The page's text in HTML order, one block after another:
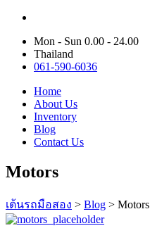
Mon - Sun 0.00 - 24.00
Thailand
061-590-6036
Home
About Us
Inventory
Blog
Contact Us
Motors
เต้นรถมือสอง > Blog > Motors